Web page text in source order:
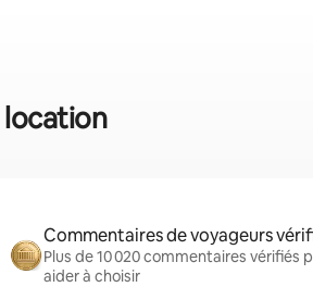
location
Commentaires de voyageurs
Plus de 10 020 commentaires vérifiés
aider à choisir